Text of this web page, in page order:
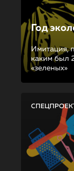
Год
Имитация,
каким был
«зеленых»